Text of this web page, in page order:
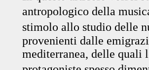
antropologico della
stimolo allo studio delle
provenienti dalle
mediterranea, delle quali